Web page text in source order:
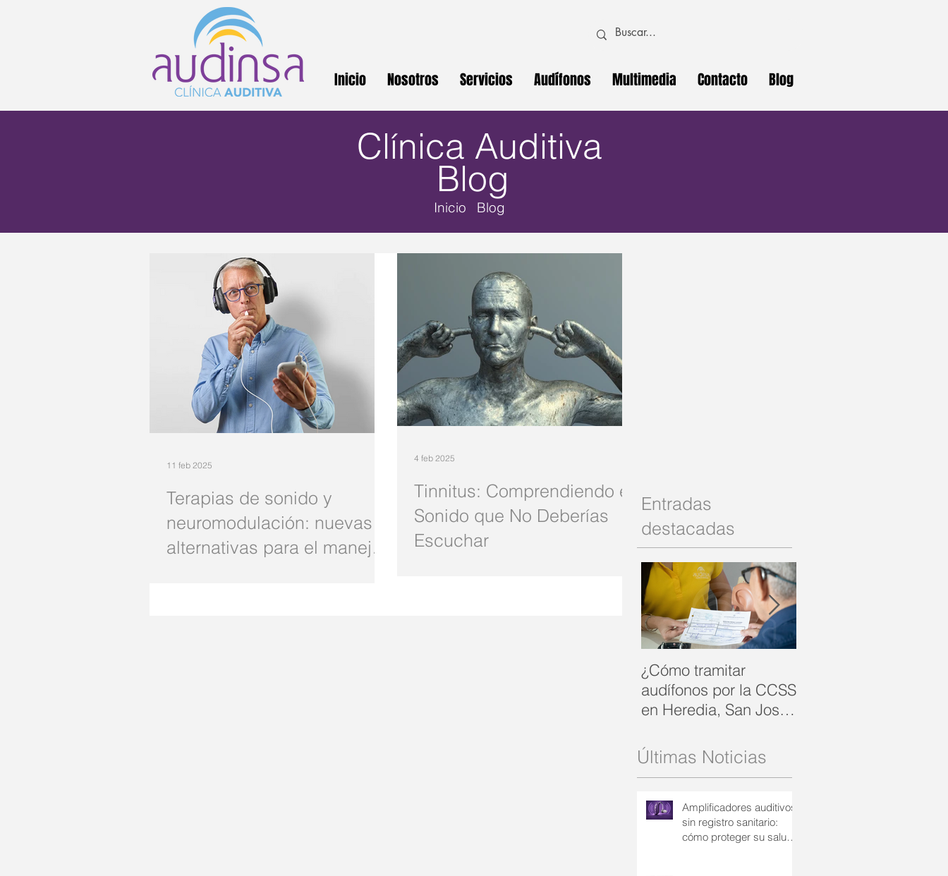
Inicio Nosotros Servicios Audífonos Multimedia Contacto Blog
Blog
Inicio Blog
Clínica Auditiva
Terapias de sonido y
neuromodulación: nuevas
alternativas para el manejo
11 feb 2025
Tinnitus: Comprendiendo el
Sonido que No Deberías
Escuchar
4 feb 2025
Entradas
destacadas
¿Cómo tramitar
audífonos por la CCSS
en Heredia, San José
completa
Últimas Noticias
Amplificadores auditivos
sin registro sanitario:
cómo proteger su salud